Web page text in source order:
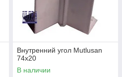
Внутренний угол Mutlusan
74х20
В наличии